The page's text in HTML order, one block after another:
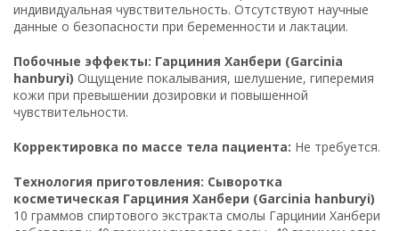
индивидуальная чувствительность. Отсутствуют научные
данные о безопасности при беременности и лактации.
Побочные эффекты: Гарциния Ханбери (Garcinia
hanburyi) Ощущение покалывания, шелушение, гиперемия
кожи при превышении дозировки и повышенной
чувствительности.
Корректировка по массе тела пациента: Не требуется.
Технология приготовления: Сыворотка
косметическая Гарциния Ханбери (Garcinia hanburyi)
10 граммов спиртового экстракта смолы Гарцинии Ханбери